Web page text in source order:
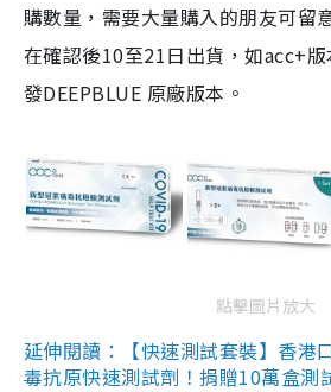
購數量，需要大量購入的朋友可留
在確認後10至21日出貨，如acc+
發DEEPBLUE 原廠版本。
點擊圖片放大
延伸閱讀：【快速測試套裝】香港
毒抗原快速測試劑！捐贈10萬盒測